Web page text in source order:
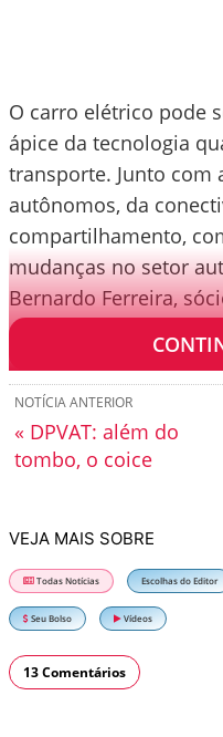
O carro elétrico pode
ápice da tecnologia
transporte. Junto com
autônomos, da
compartilhamento,
mudanças no setor
Bernardo Ferreira,
consultoria McKinsey.
NOTÍCIA ANTERIOR
« DPVAT: além do
tombo, o coice
VEJA MAIS SOBRE
Todas Notícias Escolhas do Editor
Seu Bolso Vídeos
13 Comentários